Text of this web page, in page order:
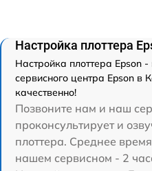
Настройка плоттера
Настройка плоттера Epson
сервисного центра Epson в
качественно!
Позвоните нам и наш
проконсультирует и
плоттера. Среднее
нашем сервисном - 2